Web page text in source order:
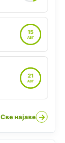
15
АВГ
21
АВГ
Све најаве →